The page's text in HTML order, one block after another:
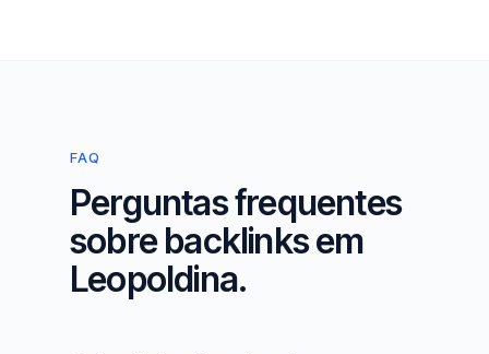
FAQ
Perguntas frequentes
sobre backlinks em
Leopoldina.